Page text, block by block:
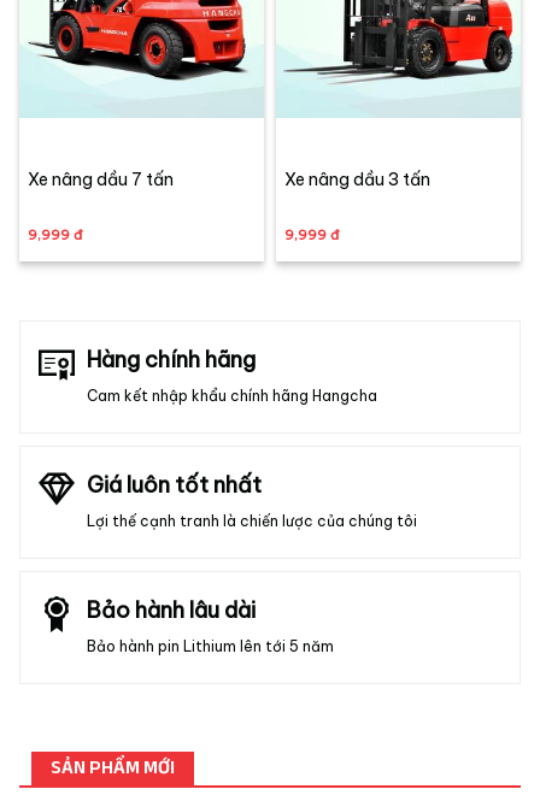
Xe nâng dầu 7 tấn
9,999 đ
Xe nâng dầu 3 tấn
9,999 đ
Hàng chính hãng
Cam kết nhập khẩu chính hãng Hangcha
Giá luôn tốt nhất
Lợi thế cạnh tranh là chiến lược của chúng tôi
Bảo hành lâu dài
Bảo hành pin Lithium lên tới 5 năm
SẢN PHẨM MỚI